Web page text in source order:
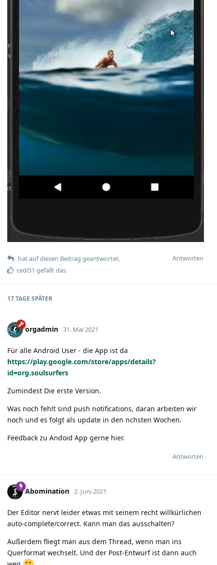
Antworten
hat auf diesen Beitrag geantwortet.
cedi51 gefällt das.
17 TAGE SPÄTER
orgadmin 31. Mai 2021
Für alle Android User - die App ist da
https://play.google.com/store/apps/details?
id=org.soulsurfers
Zumindest Die erste Version.
Was noch fehlt sind push notifications, daran arbeiten wir
noch und es folgt als update in den nchsten Wochen.
Feedback zu Andoid App gerne hier.
Antworten
Abomination 2. Juni 2021
Der Editor nervt leider etwas mit seinem recht willkürlichen
auto-complete/correct. Kann man das ausschalten?
Außerdem fliegt man aus dem Thread, wenn man ins
Querformat wechselt. Und der Post-Entwurf ist dann auch